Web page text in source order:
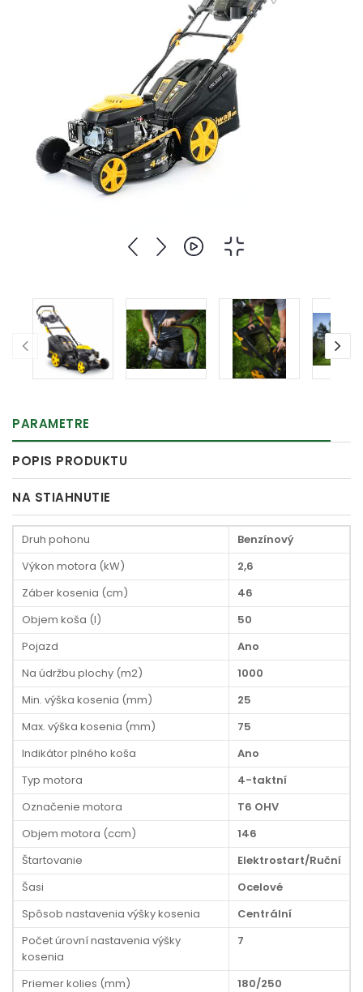
PARAMETRE
POPIS PRODUKTU
NA STIAHNUTIE
Druh pohonu
Benzínový
Výkon motora (kW)
2,6
Záber kosenia (cm)
46
Objem koša (l)
50
Pojazd
Ano
Na údržbu plochy (m2)
1000
Min. výška kosenia (mm)
25
Max. výška kosenia (mm)
75
Indikátor plného koša
Ano
Typ motora
4-taktní
Označenie motora
T6 OHV
Objem motora (ccm)
146
Štartovanie
Elektrostart/Ruční
Šasi
Ocelové
Spôsob nastavenia výšky kosenia
Centrální
Počet úrovní nastavenia výšky
kosenia
7
Priemer kolies (mm)
180/250